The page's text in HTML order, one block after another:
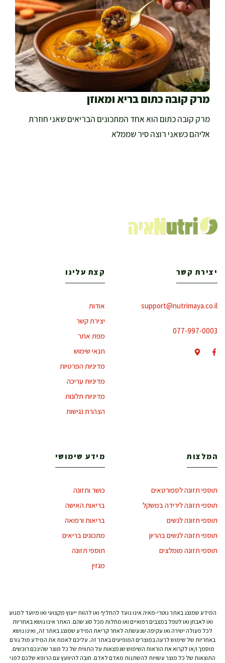
מרק קובה כתום בריא ומאוזן
מרק קובה כתום הוא אחד המתכונים הבריאים שאני חוזרת
אליהם כשאני רוצה סיר שממלא
יצירת קשר
support@nutrimaya.co.il
077-997-0003
קצת עלינו
אודות
יצירת קשר
מפת אתר
תנאי שימוש
מדיניות הפרטיות
מדיניות עריכה
מדיניות תלונות
הצהרת נגישות
המלצות
תוספי תזונה לספורטאים
תוספי תזונה לירידה במשקל
תוספי תזונה לנשים
תוספי תזונה לנשים בהריון
תוספי תזונה מומלצים
מידע שימושי
כושר ותזונה
בריאות האישה
בריאות ורפואה
מתכונים בריאים
תוספי תזונה
מגזין
המידע שמוצג באתר נוטרי-מאיה אינו נועד להחליף ואו להוות ייעוץ מקצועי ואו מיועד למנוע
ואו לאבחן ואו לטפל במצבים רפואיים ואו מחלות מכל סוג שהם. האתר אינו נושא באחריות
לכל פעולה ישירה ואו עקיפה שנעשתה לאחר קריאת המידע שמוצג באתר זה, ואינו נושא
באחריות של שימוש לרעה במוצרים המופיעים באתר זה. עליכם לאמת את המידע מול גורם
מוסמך ו/או לקרוא את הוראות השימוש שנמצאות על התווית של כל מוצר שהינכם רוכשים.
התוצאות של כל מוצר עשויות להשתנות מאדם לאדם. חובה להיוועץ עם הרופא שלכם לפני